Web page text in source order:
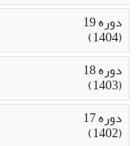
دوره 19
(1404)
دوره 18
(1403)
دوره 17
(1402)